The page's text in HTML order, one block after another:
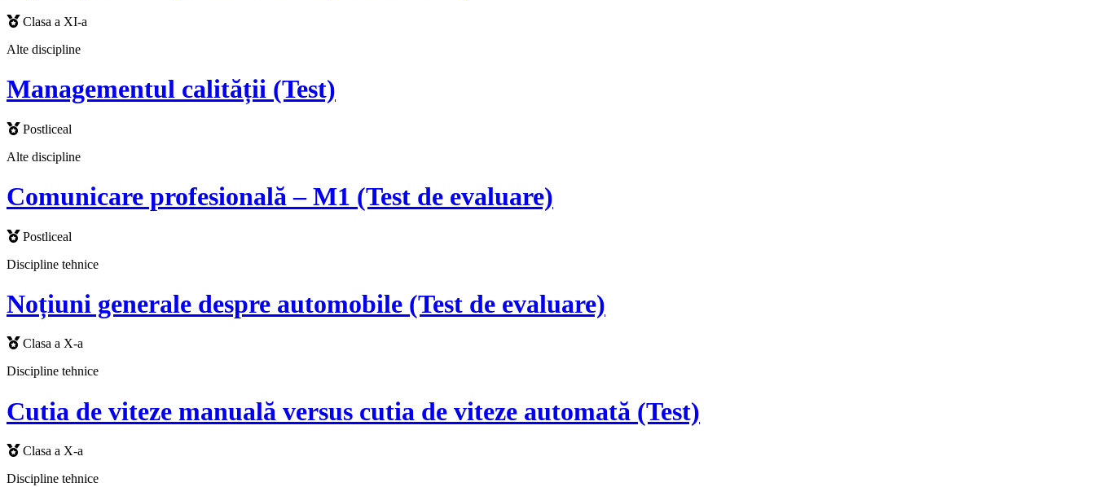
Clasa a XI-a
Alte discipline
Managementul calității (Test)
Postliceal
Alte discipline
Comunicare profesională – M1 (Test de evaluare)
Postliceal
Discipline tehnice
Noțiuni generale despre automobile (Test de evaluare)
Clasa a X-a
Discipline tehnice
Cutia de viteze manuală versus cutia de viteze automată (Test)
Clasa a X-a
Discipline tehnice